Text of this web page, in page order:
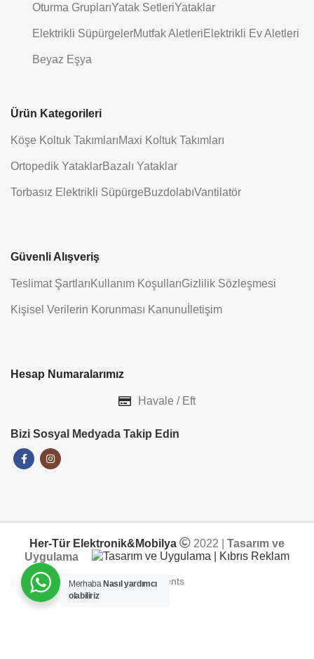
Oturma GruplarıYatak SetleriYataklar
Elektrikli SüpürgelerMutfak AletleriElektrikli Ev Aletleri
Beyaz Eşya
Ürün Kategorileri
Köşe Koltuk TakımlarıMaxi Koltuk Takımları
Ortopedik YataklarBazalı Yataklar
Torbasız Elektrikli SüpürgeBuzdolabıVantilatör
Güvenli Alışveriş
Teslimat ŞartlarıKullanım KoşullarıGizlilik Sözleşmesi
Kişisel Verilerin Korunması Kanunu İletişim
Hesap Numaralarımız
Havale / Eft
Bizi Sosyal Medyada Takip Edin
Her-Tür Elektronik&Mobilya 2022 | Tasarım ve
Uygulama
Merhaba Nasıl yardımcı
olabiliriz